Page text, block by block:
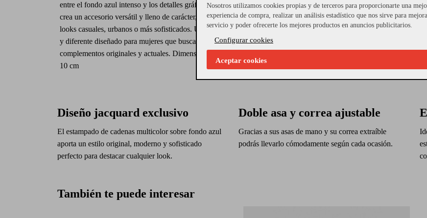
entre el fondo azul intenso y los detalles gráficos en tonos vibrantes
crea un accesorio versátil y lleno de carácter, perfecto para elevar
looks casuales, urbanos o más sofisticados. Un bolso práctico, ligero
y diferente diseñado para mujeres que buscan destacar con
complementos originales y actuales. Dimensiones: 28 cm x 23 cm x
10 cm
Diseño jacquard exclusivo
El estampado de cadenas multicolor sobre fondo azul
aporta un estilo original, moderno y sofisticado
perfecto para destacar cualquier look.
Doble asa y correa ajustable
Gracias a sus asas de mano y su correa extraíble
podrás llevarlo cómodamente según cada ocasión.
También te puede interesar
Nosotros utilizamos cookies propias y de terceros para proporcionarte una
experiencia de compra, realizar un análisis estadístico que nos sirve para
servicio y poder ofrecerte los mejores productos en anuncios publicitarios.
Configurar cookies
Aceptar cookies